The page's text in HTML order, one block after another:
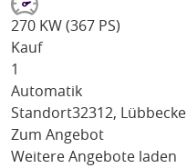
270 KW (367 PS)
Kauf
1
Automatik
Standort32312, Lübbecke
Zum Angebot
Weitere Angebote laden